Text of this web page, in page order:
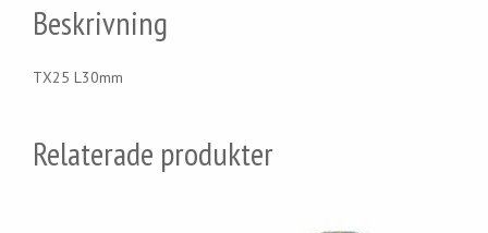
Beskrivning
TX25 L30mm
Relaterade produkter